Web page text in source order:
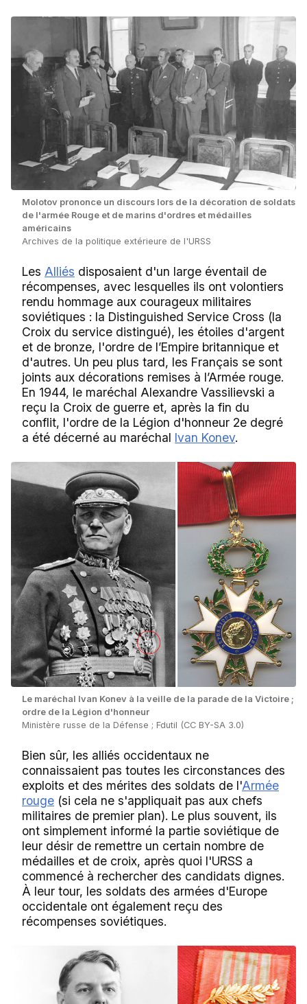
Molotov prononce un discours lors de la décoration de soldats
de l'armée Rouge et de marins d'ordres et médailles
américains
Archives de la politique extérieure de l'URSS
Les Alliés disposaient d'un large éventail de
récompenses, avec lesquelles ils ont volontiers
rendu hommage aux courageux militaires
soviétiques : la Distinguished Service Cross (la
Croix du service distingué), les étoiles d'argent
et de bronze, l'ordre de l’Empire britannique et
d'autres. Un peu plus tard, les Français se sont
joints aux décorations remises à l’Armée rouge.
En 1944, le maréchal Alexandre Vassilievski a
reçu la Croix de guerre et, après la fin du
conflit, l'ordre de la Légion d'honneur 2e degré
a été décerné au maréchal Ivan Konev.
Le maréchal Ivan Konev à la veille de la parade de la Victoire ;
ordre de la Légion d'honneur
Ministère russe de la Défense ; Fdutil (CC BY-SA 3.0)
Bien sûr, les alliés occidentaux ne
connaissaient pas toutes les circonstances des
exploits et des mérites des soldats de l'Armée
rouge (si cela ne s'appliquait pas aux chefs
militaires de premier plan). Le plus souvent, ils
ont simplement informé la partie soviétique de
leur désir de remettre un certain nombre de
médailles et de croix, après quoi l'URSS a
commencé à rechercher des candidats dignes.
À leur tour, les soldats des armées d'Europe
occidentale ont également reçu des
récompenses soviétiques.